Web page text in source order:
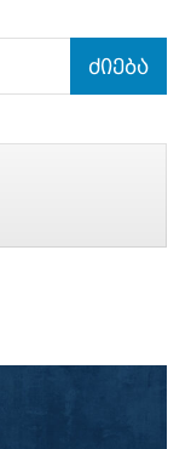
ძიება